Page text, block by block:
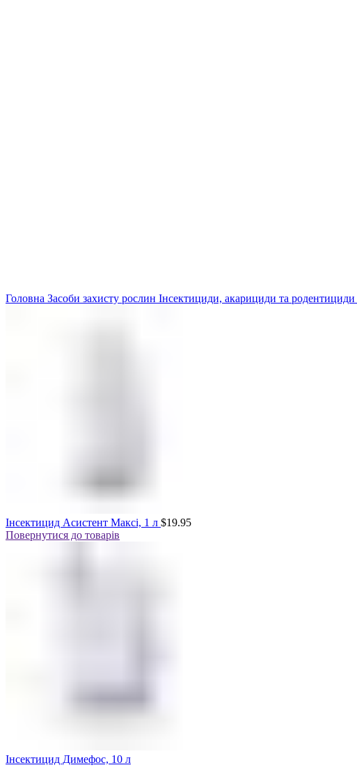
Головна Засоби захисту рослин Інсектициди, акарициди та родентициди
Інсектицид Асистент Максі, 1 л $19.95
Повернутися до товарів
Інсектицид Димефос, 10 л